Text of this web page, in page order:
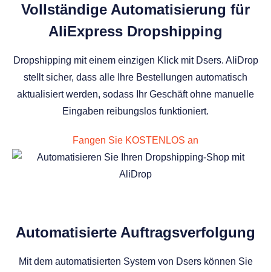
Vollständige Automatisierung für
AliExpress Dropshipping
Dropshipping mit einem einzigen Klick mit Dsers. AliDrop
stellt sicher, dass alle Ihre Bestellungen automatisch
aktualisiert werden, sodass Ihr Geschäft ohne manuelle
Eingaben reibungslos funktioniert.
Fangen Sie KOSTENLOS an
Automatisierte Auftragsverfolgung
Mit dem automatisierten System von Dsers können Sie